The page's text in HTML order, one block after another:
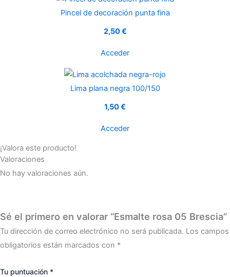
Pincel de decoración punta fina
2,50 €
Acceder
Lima plana negra 100/150
1,50 €
Acceder
¡Valora este producto!
Valoraciones
No hay valoraciones aún.
Sé el primero en valorar “Esmalte rosa 05 Brescia”
Tu dirección de correo electrónico no será publicada. Los campos
obligatorios están marcados con *
Tu puntuación *